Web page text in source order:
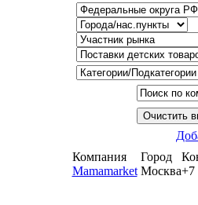
Компания
Город
Mamamarket Москва+7